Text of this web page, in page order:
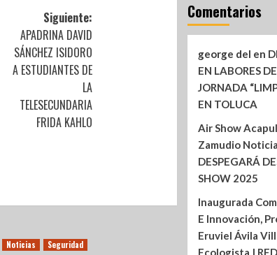
Siguiente:
APADRINA DAVID
SÁNCHEZ ISIDORO
A ESTUDIANTES DE
LA
TELESECUNDARIA
FRIDA KAHLO
Noticias Seguridad
Comentarios
george del en
EN LABORES
JORNADA
EN TOLUCA
Air Show
Zamudio
DESPEGARÁ
SHOW 2025
Inaugurada
E Innovación,
Eruviel Ávila